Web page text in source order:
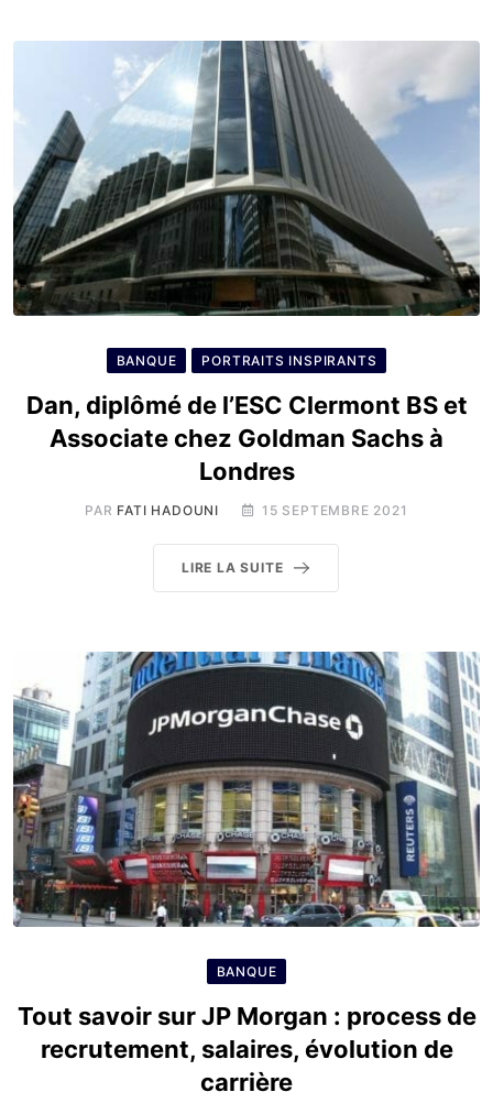
BANQUE PORTRAITS INSPIRANTS
Dan, diplômé de l’ESC Clermont BS et
Associate chez Goldman Sachs à
Londres
PAR FATI HADOUNI 15 SEPTEMBRE 2021
LIRE LA SUITE
BANQUE
Tout savoir sur JP Morgan : process de
recrutement, salaires, évolution de
carrière